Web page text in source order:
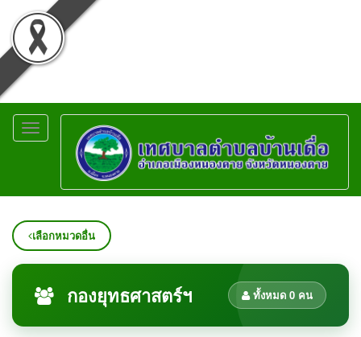
Toggle
navigation
เลือกหมวดอื่น
กองยุทธศาสตร์ฯ ทั้งหมด 0 คน